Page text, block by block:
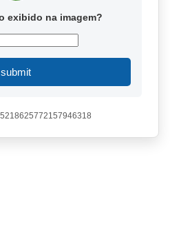
exibido na imagem?
submit